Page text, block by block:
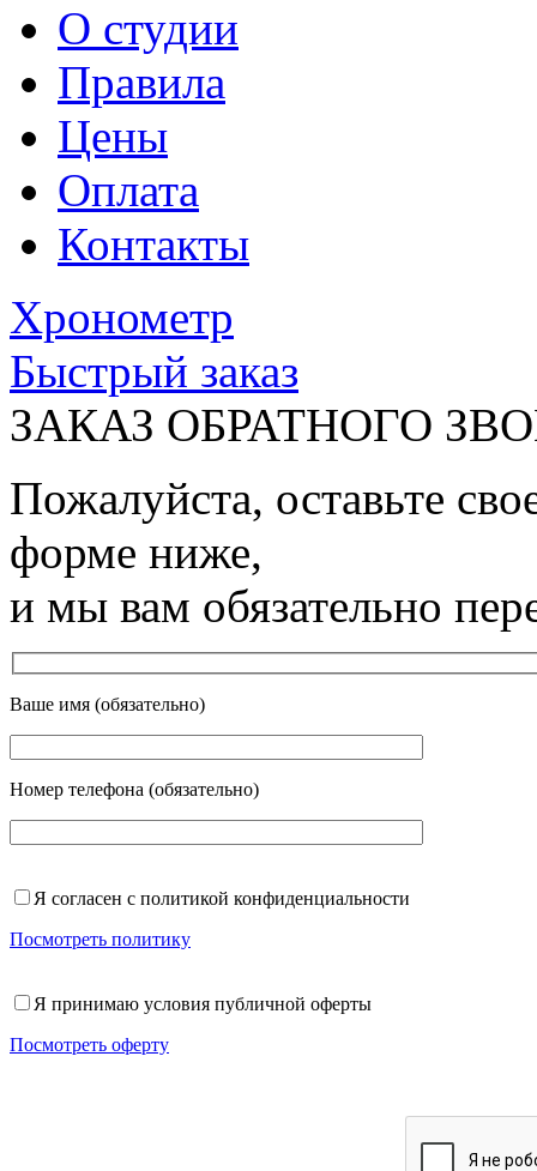
О студии
Правила
Цены
Оплата
Контакты
Хронометр
Быстрый заказ
ЗАКАЗ ОБРАТНОГО
Пожалуйста, оставьте
форме ниже,
и мы вам обязательно
Ваше имя (обязательно)
Номер телефона (обязательно)
Я согласен с политикой конфиденциальности
Посмотреть политику
Я принимаю условия публичной оферты
Посмотреть оферту